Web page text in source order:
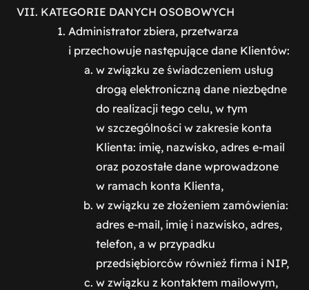
KATEGORIE DANYCH OSOBOWYCH
Administrator zbiera, przetwarza
i przechowuje następujące dane Klientów:
w związku ze świadczeniem usług
drogą elektroniczną dane niezbędne
do realizacji tego celu, w tym
w szczególności w zakresie konta
Klienta: imię, nazwisko, adres e-mail
oraz pozostałe dane wprowadzone
w ramach konta Klienta,
w związku ze złożeniem zamówienia:
adres e-mail, imię i nazwisko, adres,
telefon, a w przypadku
przedsiębiorców również firma i NIP,
w związku z kontaktem mailowym,